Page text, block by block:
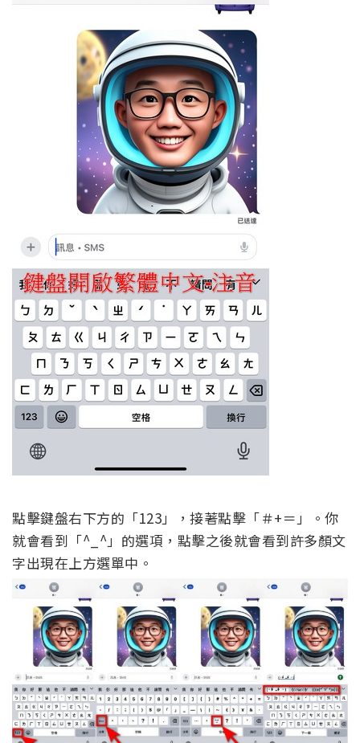
點擊鍵盤右下方的「123」，接著點擊「＃+＝」。你
就會看到「^_^」的選項，點擊之後就會看到許多顏文
字出現在上方選單中。